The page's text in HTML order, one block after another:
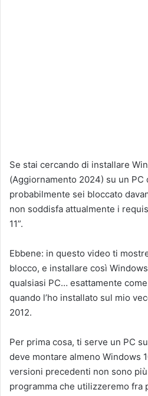
Se stai cercando di installare
(Aggiornamento 2024) su un PC
probabilmente sei bloccato
non soddisfa attualmente i
11”.
Ebbene: in questo video ti
blocco, e installare così
qualsiasi PC… esattamente
quando l’ho installato sul mio
2012.
Per prima cosa, ti serve un PC
deve montare almeno Windows
versioni precedenti non sono
programma che utilizzeremo fra